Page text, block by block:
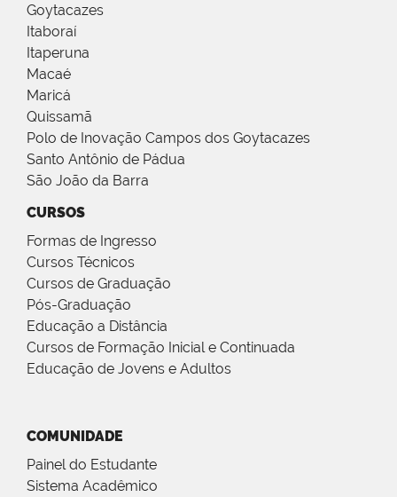
Goytacazes
Itaboraí
Itaperuna
Macaé
Maricá
Quissamã
Polo de Inovação Campos dos Goytacazes
Santo Antônio de Pádua
São João da Barra
CURSOS
Formas de Ingresso
Cursos Técnicos
Cursos de Graduação
Pós-Graduação
Educação a Distância
Cursos de Formação Inicial e Continuada
Educação de Jovens e Adultos
COMUNIDADE
Painel do Estudante
Sistema Acadêmico